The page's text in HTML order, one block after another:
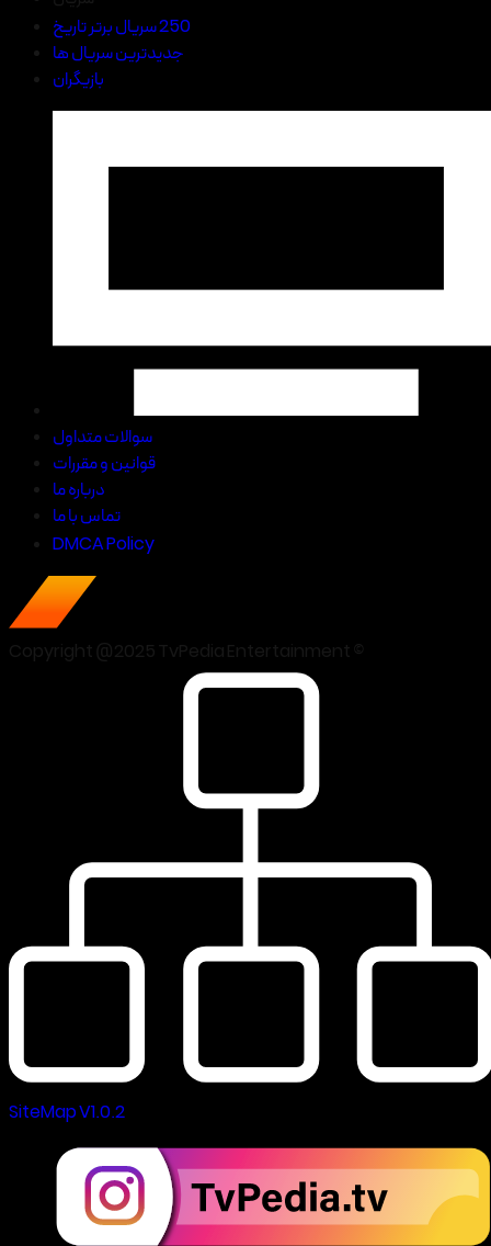
250 سریال برتر تاریخ
جدیدترین سریال ها
بازیگران
سوالات متداول
قوانین و مقررات
درباره ما
تماس با ما
DMCA Policy
SiteMap V1.0.2